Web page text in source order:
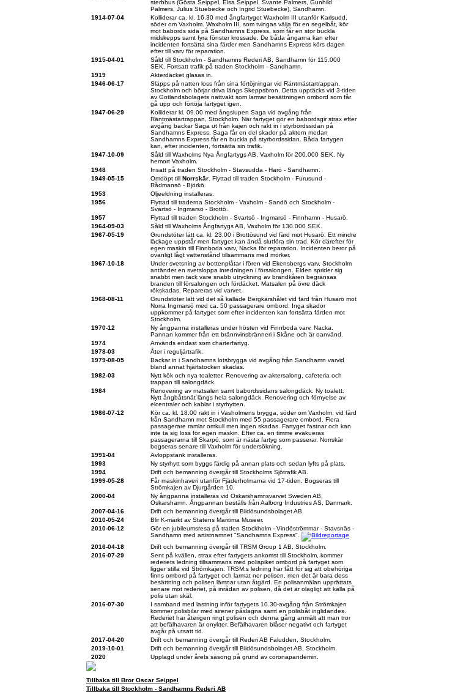
sterbhus (Gösta Seippel, Elsa Seippel, Svante Palmers, Gunhild
Palmers, Julius Stuebecke och Ingrid Stuebecke), Sandhamn.
1914-07-04
Kolliderar ca. kl. 16.30 med ångfartyget Waxholm III utanför Karlsudd,
söder om Vaxholm. Waxholm III, som tvingas välja för en segelbåt, kör
mot babords sida på Sandhamns Express, som får en stor buckla
midskepps samt fyra fönster krossade. De båda ångarna kan efter
incidenten fortsätta sina färder men Sandhamns Express körs dagen
efter till varv för reparation.
1915-04-01
Såld till Stockholm - Sandhamns Rederi AB, Sandhamn för 115.000
SEK. Fortsatt trafik på traden Stockholm - Sandhamn.
1919
Akterdäcket glasas in.
1946-06-17
Släpps på natten loss från sina förtöjningar vid Räntmästartrappan,
Stockholm och börjar driva längs Skeppsbron. Detta upptäcks vid 3-tiden
av Gotlandsbolagets nattvakt som larmar besättningen ombord som får
gå upp och förtöja fartyget igen.
1947-06-29
Kolliderar kl. 09.00 med ångslupen Saga vid avgång från
Räntmästartrappan, Stockholm. När fartyget gör en babordsgir strax efter
avgång backar Saga ut från kajen och rakt in i styrbordssidan på
Sandhamns Express. Saga får en del skador på aktern medan
Sandhamns Express får en buckla på styrbordssidan. Båda fartygen
kan, efter incidenten, fortsätta sin trafik.
1947-10-09
Såld till Waxholms Nya Ångfartygs AB, Vaxholm för 200.000 SEK. Ny
hemort Vaxholm.
1948
Insatt på traden Stockholm - Stavsudda - Harö - Sandhamn.
1949-05-15
Omdöpt till Norrskär . Flyttad till traden Stockholm - Furusund -
Rådmansö - Björkö.
1953
Oljeeldning installeras.
1956
Flyttad till traderna Stockholm - Vaxholm - Sandö och Stockholm -
Svartsö - Ingmarsö - Brottö.
1957
Flyttad till traden Stockholm - Svartsö - Ingmarsö - Finnhamn - Husarö.
1964-09-03
Såld till Waxholms Ångfartygs AB, Vaxholm för 130.000 SEK.
1967-05-19
Grundstöter lätt ca. kl. 23.00 i Brottösund vid färd mot Husarö. Ett mindre
läckage uppstår men fartyget kan ändå slutföra sin trad. Kör därefter för
egen maskin till Finnboda varv, Nacka för reparation. Incidenten beror på
ovanligt lågt vattenstånd tillsammans med mörker.
1967-10-18
Under svetsning av bottenplåtar i fören vid Ekensbergs varv, Stockholm
antänder en svetsloppa inredningen i försalongen. Elden sprider sig
snabbt men tack vare snabb utryckning av brandkåren begränsas
branden till försalongen och fördäcket. Matsalen på övre däck
rökskadas. Repareras vid varvet.
1968-08-11
Grundstöter lätt vid det så kallade Bergkärshålet vid färd från Husarö mot
Norra Ingmarsö med ca. 50 passagerare ombord. Inga skador
uppkommer på fartyget som efter incidenten kan fortsätta färden mot
Stockholm.
1970-12
Ny ångpanna installeras under hösten vid Finnboda varv, Nacka.
Pannan kommer från ett brännvinsbränneri i Skåne och är oanvänd.
1974
Används endast som charterfartyg.
1978-03
Åter i reguljärtrafik.
1979-08-05
Backar in i Sandhamns lotsbrygga vid avgång från Sandhamn varvid
bland annat hjärtstocken skadas.
1982-03
Nytt kök och nya toaletter. Renovering av aktersalong, cafeteria och
trappan till salongdäck.
1984
Renovering av matsalen samt babordssidans salongdäck. Ny toalett.
Nytt ångbåtsnät längs hela salongdäck. Renovering och förnyelse av
elcentraler och kablar i styrhytten.
1986-07-12
Kör ca. kl. 18.00 rakt in i Vasholmens brygga, söder om Vaxholm, vid färd
från Sandhamn mot Stockholm med 55 passagerare ombord. Flera
passagerare ramlar omkull men ingen skadas. Fartyget fastnar och kan
inte ta sig loss för egen maskin. Efter ca. en timme evakueras
passagerarna till Skarpö, som är nästa fartyg som passerar. Norrskär
bogseras senare till Vaxholm för undersökning.
1991-04
Avloppstank installeras.
1993
Ny styrhytt som byggs färdig på annan plats och sedan lyfts på plats.
1994
Drift och bemanning övergår till Stockholms Sjötrafik AB.
1999-05-28
Får maskinhaveri utanför Fjäderholmarna vid 17-tiden. Bogseras till
Strömkajen av Djurgården 10.
2000-04
Ny ångpanna installeras vid Oskarshamnsvarvet Sweden AB,
Oskarshamn. Ångpannan beställs från Aalborg Industries AS, Danmark.
2007-04-16
Drift och bemanning övergår till Blidösundsbolaget AB.
2010-05-24
Blir K-märkt av Statens Maritima Museer.
2010-06-12
Gör en jubileumsresa på traden Stockholm - Vindöströmmar - Stavsnäs -
Sandhamn med artistnamnet "Sandhamns Express".
2016-04-18
Drift och bemanning övergår till TRSM Group 1 AB, Stockholm.
2016-07-29
Sent på kvällen, strax efter fartygets ankomst till Stockholm, kommer
rederiets ledning tillsammans med polispiket ombord på fartyget som
ligger stilla vid Strömkajen. TRSM:s ledning har fått för sig att obehöriga
finns ombord på fartyget och larmat ner polisen, men det är bara dess
besättning och polisen lämnar utan åtgärd. En polisanmälan upprättats
senare mot rederiet, på inrådan av polisen, då det är olagligt att kalla på
polis utan skäl.
2016-07-30
I samband med lastning inför fartygets 10.30-avgång från Strömkajen
kommer polisbilar med sirener påslagna samt en polisbåt inglidandes.
Rederiet har återigen ringt polisen och denna gång anmält att man tror
att befälhavaren är onykter. Befälhavaren blåser negativt och fartyget
avgår på utsatt tid.
2017-04-20
Drift och bemanning övergår till Rederi AB Faludden, Stockholm.
2019-10-01
Drift och bemanning övergår till Blidösundsbolaget AB, Stockholm.
2020
Upplagd under årets säsong på grund av coronapandemin.
Tillbaka till Bror Oscar Seippel
Tillbaka till Stockholm - Sandhamns Rederi AB